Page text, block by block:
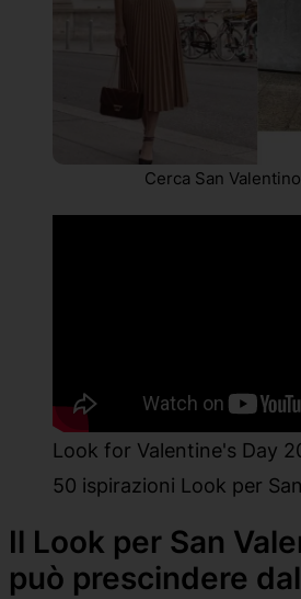
Cerca San
Look for Valentine's Day
50 ispirazioni Look per
Il Look per San
può prescindere